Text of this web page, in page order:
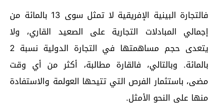
فالتجارة البينية الإفريقية لا تمثل سوى 13 بالمائة من
إجمالي المبادلات التجارية على الصعيد القاري، ولا
يتعدى حجم مساهمتها في التجارة الدولية نسبة 2
بالمائة. وبالتالي، فالقارة مطالبة، أكثر من أي وقت
مضى، باستثمار الفرص التي تتيحها العولمة والاستفادة
منها على النحو الأمثل.